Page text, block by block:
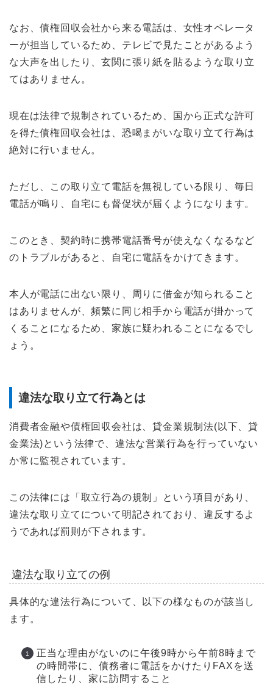
なお、債権回収会社から来る電話は、女性オペレータ
ーが担当しているため、テレビで見たことがあるよう
な大声を出したり、玄関に張り紙を貼るような取り立
てはありません。
現在は法律で規制されているため、国から正式な許可
を得た債権回収会社は、恐喝まがいな取り立て行為は
絶対に行いません。
ただし、この取り立て電話を無視している限り、毎日
電話が鳴り、自宅にも督促状が届くようになります。
このとき、契約時に携帯電話番号が使えなくなるなど
のトラブルがあると、自宅に電話をかけてきます。
本人が電話に出ない限り、周りに借金が知られること
はありませんが、頻繁に同じ相手から電話が掛かって
くることになるため、家族に疑われることになるでし
ょう。
違法な取り立て行為とは
消費者金融や債権回収会社は、貸金業規制法(以下、貸
金業法)という法律で、違法な営業行為を行っていない
か常に監視されています。
この法律には「取立行為の規制」という項目があり、
違法な取り立てについて明記されており、違反するよ
うであれば罰則が下されます。
違法な取り立ての例
具体的な違法行為について、以下の様なものが該当し
ます。
正当な理由がないのに午後9時から午前8時まで
の時間帯に、債務者に電話をかけたりFAXを送
信したり、家に訪問すること